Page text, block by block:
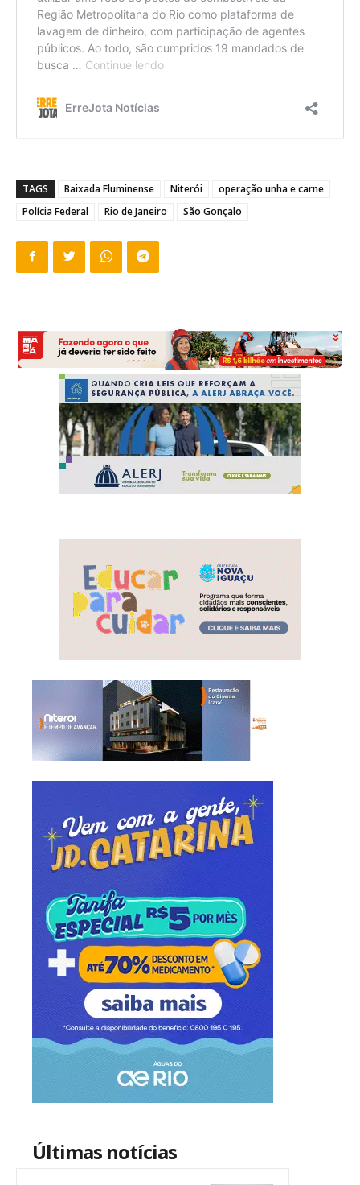
TAGS Baixada Fluminense Niterói
operação unha e carne
Polícia Federal
Rio de Janeiro São Gonçalo
Últimas notícias